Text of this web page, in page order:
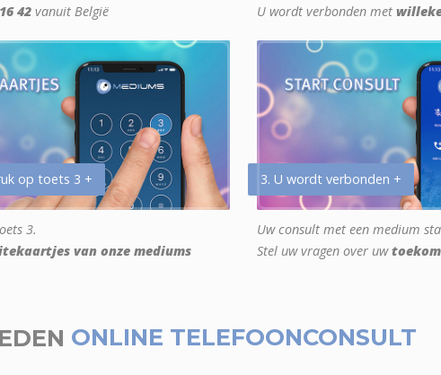
42 vanuit België
U wordt verbonden met
op toets 3 +
3.
van onze mediums
3. U wordt verbonden +
Uw consult met een medium
Stel uw vragen over uw
ONLINE TELEFOONCONSULT